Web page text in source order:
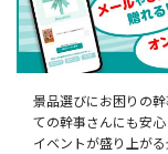
景品選びにお困りの
ての幹事さんにも安
イベントが盛り上が